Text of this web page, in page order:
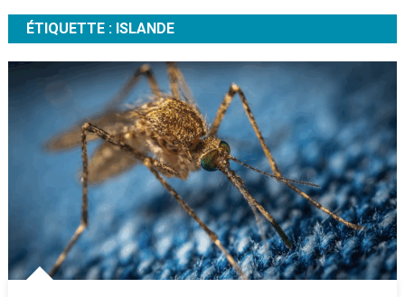
ÉTIQUETTE : ISLANDE